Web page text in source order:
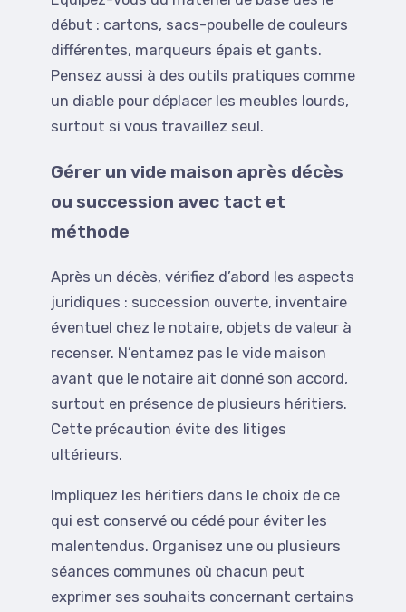
début : cartons, sacs-poubelle de couleurs
différentes, marqueurs épais et gants.
Pensez aussi à des outils pratiques comme
un diable pour déplacer les meubles lourds,
surtout si vous travaillez seul.
Gérer un vide maison après décès
ou succession avec tact et
méthode
Après un décès, vérifiez d’abord les aspects
juridiques : succession ouverte, inventaire
éventuel chez le notaire, objets de valeur à
recenser. N’entamez pas le vide maison
avant que le notaire ait donné son accord,
surtout en présence de plusieurs héritiers.
Cette précaution évite des litiges
ultérieurs.
Impliquez les héritiers dans le choix de ce
qui est conservé ou cédé pour éviter les
malentendus. Organisez une ou plusieurs
séances communes où chacun peut
exprimer ses souhaits concernant certains